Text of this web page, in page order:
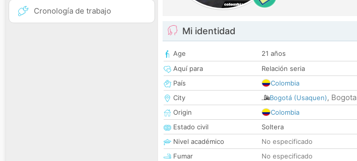
Cronología de trabajo
Mi identidad
Age
21 años
Aquí para
Relación seria
País
Colombia
City
Bogotá (Usaquen), Bogota
Origin
Colombia
Estado civil
Soltera
Nivel académico
No especificado
Fumar
No especificado